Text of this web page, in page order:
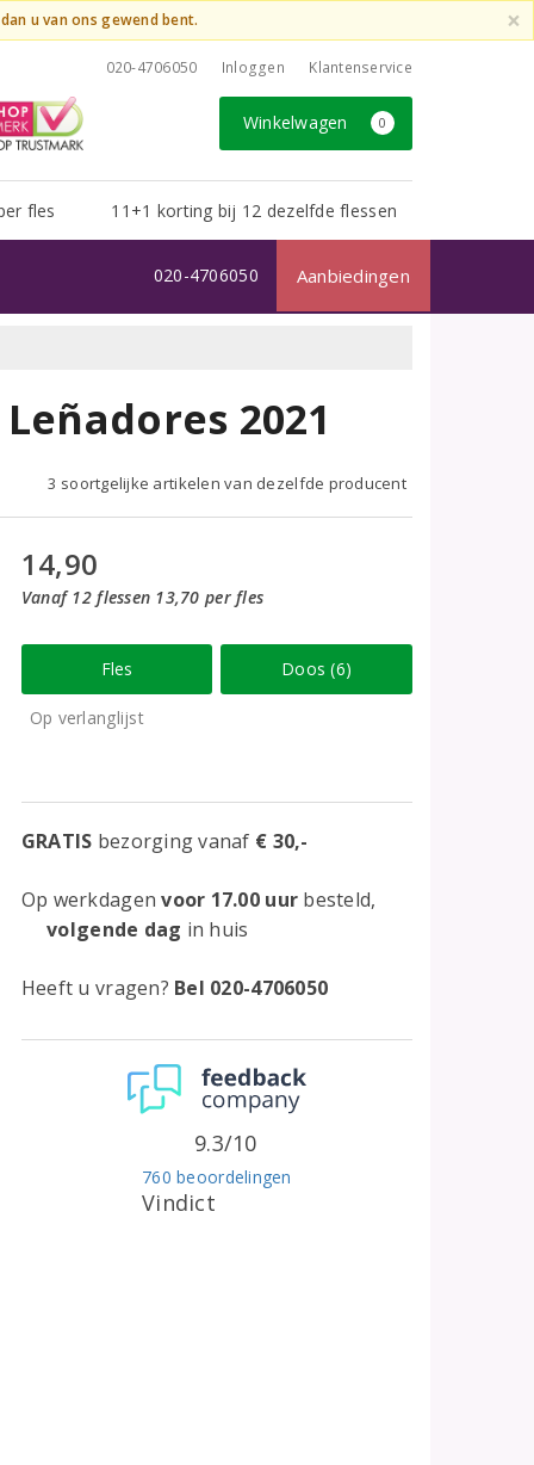
u van ons gewend bent. ×
020-4706050 Inloggen Klantenservice
Winkelwagen 0
fles 11+1 korting bij 12 dezelfde flessen
Aanbiedingen
020-4706050
2021
3 soortgelijke artikelen van dezelfde producent
14,90
Vanaf 12 flessen 13,70 per fles
Fles Doos (6)
Op verlanglijst
GRATIS bezorging vanaf € 30,-
Op werkdagenvoor 17.00 uur besteld,
volgende dag in huis
Heeft u vragen? Bel 020-4706050
Vindict
760 beoordelingen
9.3/10